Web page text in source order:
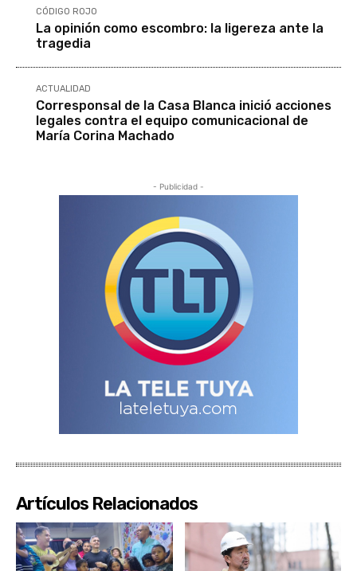
CÓDIGO ROJO
La opinión como escombro: la ligereza ante la
tragedia
ACTUALIDAD
Corresponsal de la Casa Blanca inició acciones
legales contra el equipo comunicacional de
María Corina Machado
- Publicidad -
Artículos Relacionados